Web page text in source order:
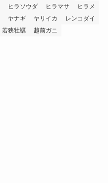
ヒラソウダ ヒラマサ
ヒラメ
ヤナギ ヤリイカ
レンコダイ
若狭牡蠣 越前ガニ